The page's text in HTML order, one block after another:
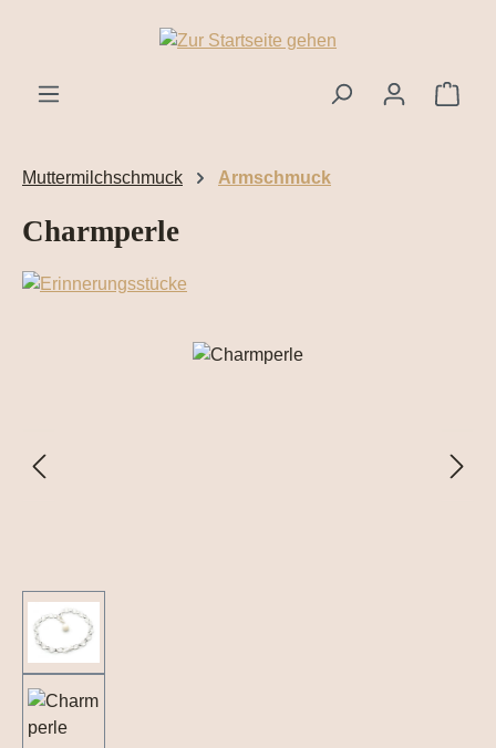
Zum Hauptinhalt springen
Muttermilchschmuck Armschmuck
Charmperle
Bildergalerie überspringen